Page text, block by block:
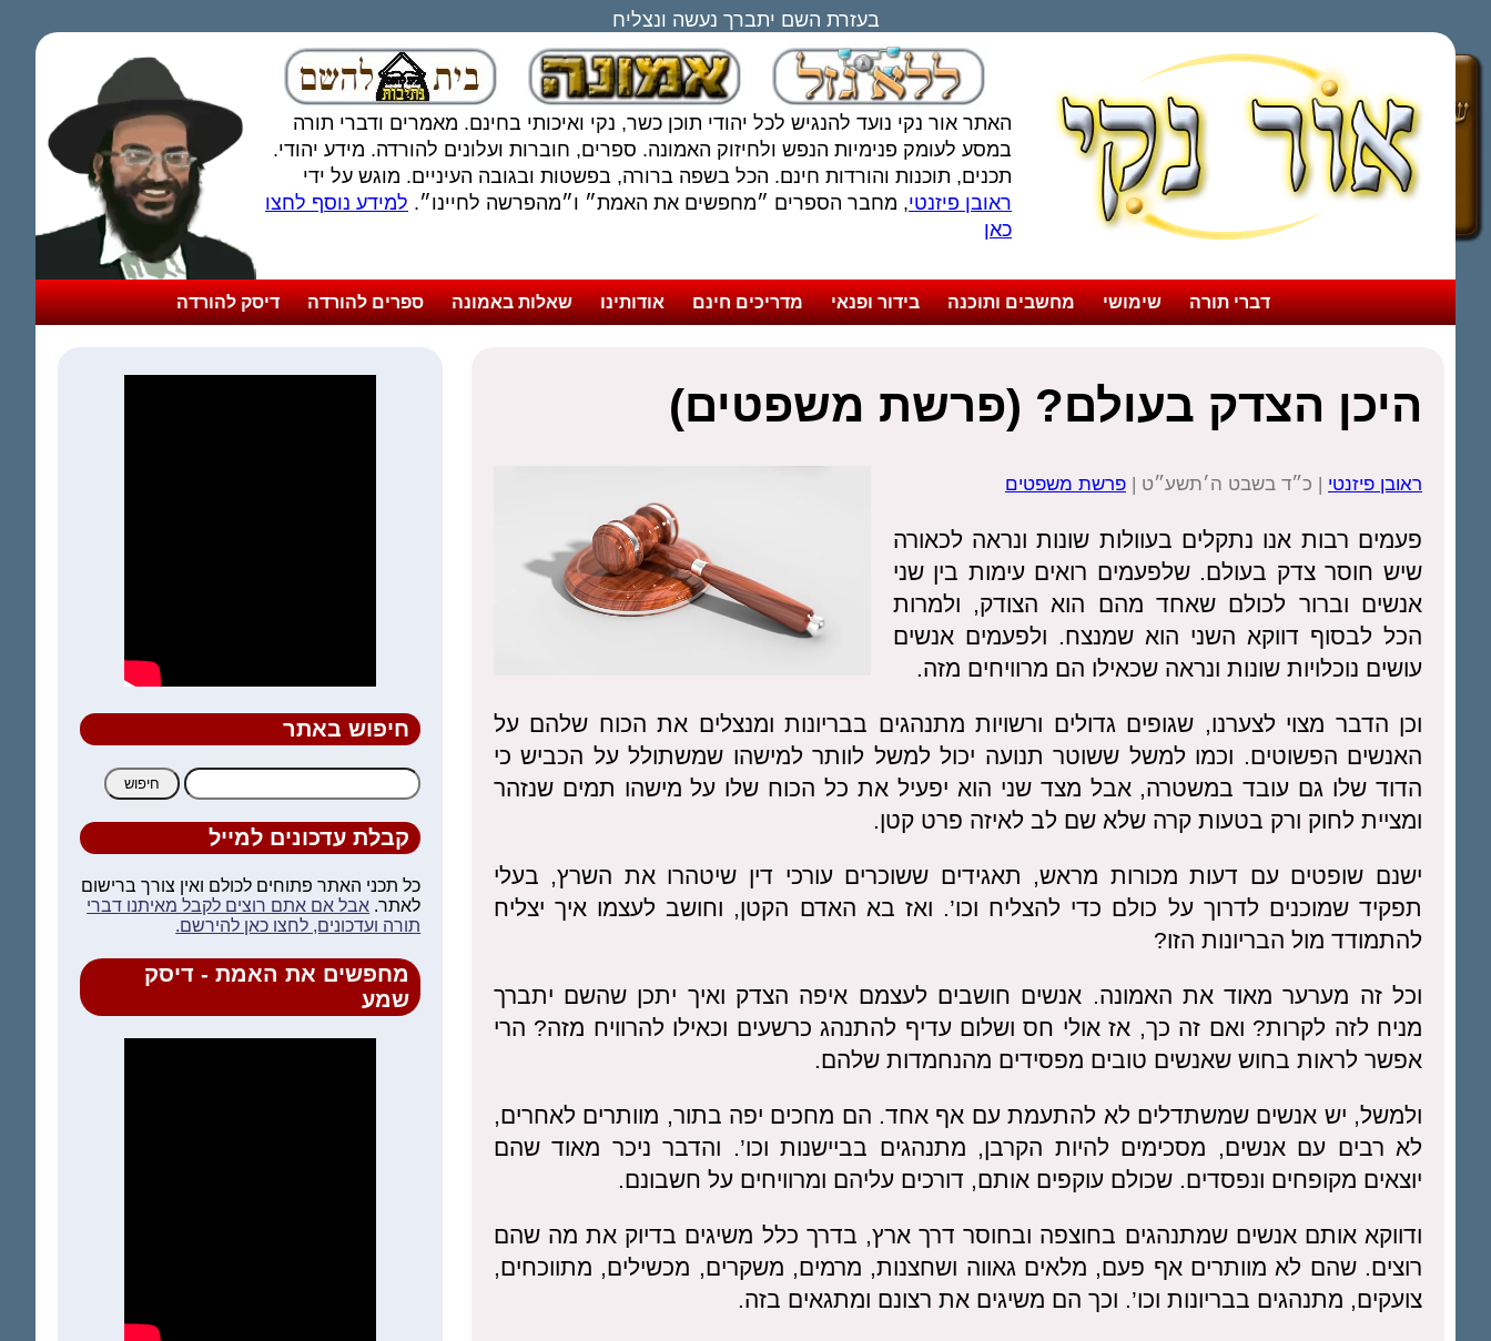
בעזרת השם יתברך נעשה ונצליח
האתר אור נקי נועד להנגיש לכל יהודי תוכן כשר, נקי ואיכותי בחינם. מאמרים ודברי תורה
במסע לעומק פנימיות הנפש ולחיזוק האמונה. ספרים, חוברות ועלונים להורדה. מידע יהודי.
תכנים, תוכנות והורדות חינם. הכל בשפה ברורה, בפשטות ובגובה העיניים. מוגש על ידי
ראובן פיזנטי, מחבר הספרים ״מחפשים את האמת״ ו״מהפרשה לחיינו״. למידע נוסף לחצו
כאן
דברי תורה שימושי מחשבים ותוכנה בידור ופנאי מדריכים חינם אודותינו שאלות באמונה ספרים להורדה דיסק להורדה
היכן הצדק בעולם? (פרשת משפטים)
ראובן פיזנטי | כ״ד בשבט ה׳תשע״ט | פרשת משפטים
פעמים רבות אנו נתקלים בעוולות שונות ונראה לכאורה
שיש חוסר צדק בעולם. שלפעמים רואים עימות בין שני
אנשים וברור לכולם שאחד מהם הוא הצודק, ולמרות
הכל לבסוף דווקא השני הוא שמנצח. ולפעמים אנשים
עושים נוכלויות שונות ונראה שכאילו הם מרוויחים מזה.
וכן הדבר מצוי לצערנו, שגופים גדולים ורשויות מתנהגים בבריונות ומנצלים את הכוח שלהם על
האנשים הפשוטים. וכמו למשל ששוטר תנועה יכול למשל לוותר למישהו שמשתולל על הכביש כי
הדוד שלו גם עובד במשטרה, אבל מצד שני הוא יפעיל את כל הכוח שלו על מישהו תמים שנזהר
ומציית לחוק ורק בטעות קרה שלא שם לב לאיזה פרט קטן.
ישנם שופטים עם דעות מכורות מראש, תאגידים ששוכרים עורכי דין שיטהרו את השרץ, בעלי
תפקיד שמוכנים לדרוך על כולם כדי להצליח וכו’. ואז בא האדם הקטן, וחושב לעצמו איך יצליח
להתמודד מול הבריונות הזו?
וכל זה מערער מאוד את האמונה. אנשים חושבים לעצמם איפה הצדק ואיך יתכן שהשם יתברך
מניח לזה לקרות? ואם זה כך, אז אולי חס ושלום עדיף להתנהג כרשעים וכאילו להרוויח מזה? הרי
אפשר לראות בחוש שאנשים טובים מפסידים מהנחמדות שלהם.
ולמשל, יש אנשים שמשתדלים לא להתעמת עם אף אחד. הם מחכים יפה בתור, מוותרים לאחרים,
לא רבים עם אנשים, מסכימים להיות הקרבן, מתנהגים בביישנות וכו’. והדבר ניכר מאוד שהם
יוצאים מקופחים ונפסדים. שכולם עוקפים אותם, דורכים עליהם ומרוויחים על חשבונם.
ודווקא אותם אנשים שמתנהגים בחוצפה ובחוסר דרך ארץ, בדרך כלל משיגים בדיוק את מה שהם
רוצים. שהם לא מוותרים אף פעם, מלאים גאווה ושחצנות, מרמים, משקרים, מכשילים, מתווכחים,
צועקים, מתנהגים בבריונות וכו’. וכך הם משיגים את רצונם ומתגאים בזה.
חיפוש באתר
חיפוש:
קבלת עדכונים למייל
כל תכני האתר פתוחים לכולם ואין צורך ברישום
לאתר. אבל אם אתם רוצים לקבל מאיתנו דברי
תורה ועדכונים, לחצו כאן להירשם.
מחפשים את האמת - דיסק
שמע